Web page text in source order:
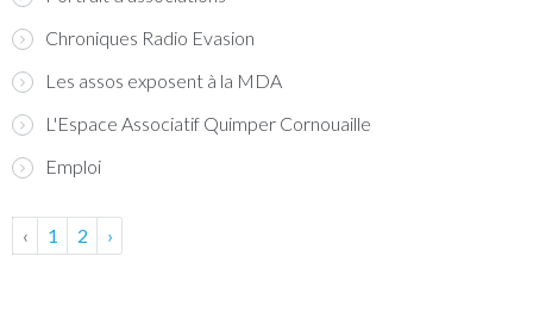
Chroniques Radio Evasion
Les assos exposent à la MDA
L'Espace Associatif Quimper Cornouaille
Emploi
‹ 1 2 ›